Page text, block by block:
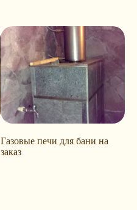
Газовые печи для бани на
заказ